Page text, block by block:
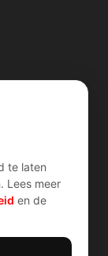
distributeur van
te laten
Lees meer
en de